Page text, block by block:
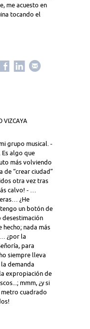
me acuesto en
tocando el
VIZCAYA
grupo musical. -
Es algo que
más volviendo
de “crear ciudad”
otra vez tras
calvo! - …
¿He
un botón de
desestimación
nada más
¿por la
para
siempre lleva
demanda
expropiación de
mmm, ¿y si
cuadrado